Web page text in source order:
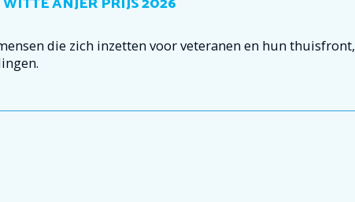
die zich inzetten voor veteranen en hun thuisfront,